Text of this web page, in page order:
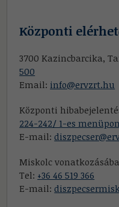
Központi
3700 Kazincbarcika,
500
Email: info@ervzrt.hu
Központi
224-242/ 1-es
E-mail:
Miskolc
Tel: +36 46 519 366
E-mail: